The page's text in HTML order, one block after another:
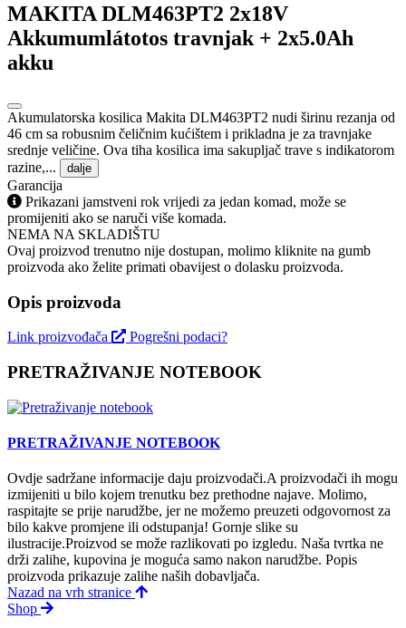
MAKITA DLM463PT2 2x18V
Akkumumlátotos travnjak + 2x5.0Ah
akku
Akumulatorska kosilica Makita DLM463PT2 nudi širinu rezanja od
46 cm sa robusnim čeličnim kućištem i prikladna je za travnjake
srednje veličine. Ova tiha kosilica ima sakupljač trave s indikatorom
razine,...
dalje
Garancija
Prikazani jamstveni rok vrijedi za jedan komad, može se
promijeniti ako se naruči više komada.
NEMA NA SKLADIŠTU
Ovaj proizvod trenutno nije dostupan, molimo kliknite na gumb
proizvoda ako želite primati obavijest o dolasku proizvoda.
Opis proizvoda
Link proizvođača Pogrešni podaci?
PRETRAŽIVANJE NOTEBOOK
PRETRAŽIVANJE NOTEBOOK
Ovdje sadržane informacije daju proizvodači.A proizvodači ih mogu
izmijeniti u bilo kojem trenutku bez prethodne najave. Molimo,
raspitajte se prije narudžbe, jer ne možemo preuzeti odgovornost za
bilo kakve promjene ili odstupanja! Gornje slike su
ilustracije.Proizvod se može razlikovati po izgledu. Naša tvrtka ne
drži zalihe, kupovina je moguća samo nakon narudžbe. Popis
proizvoda prikazuje zalihe naših dobavljača.
Nazad na vrh stranice
Shop